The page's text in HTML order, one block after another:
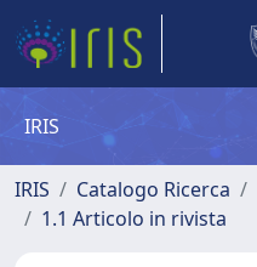
IRIS
IRIS Catalogo Ricerca
1.1 Articolo in rivista